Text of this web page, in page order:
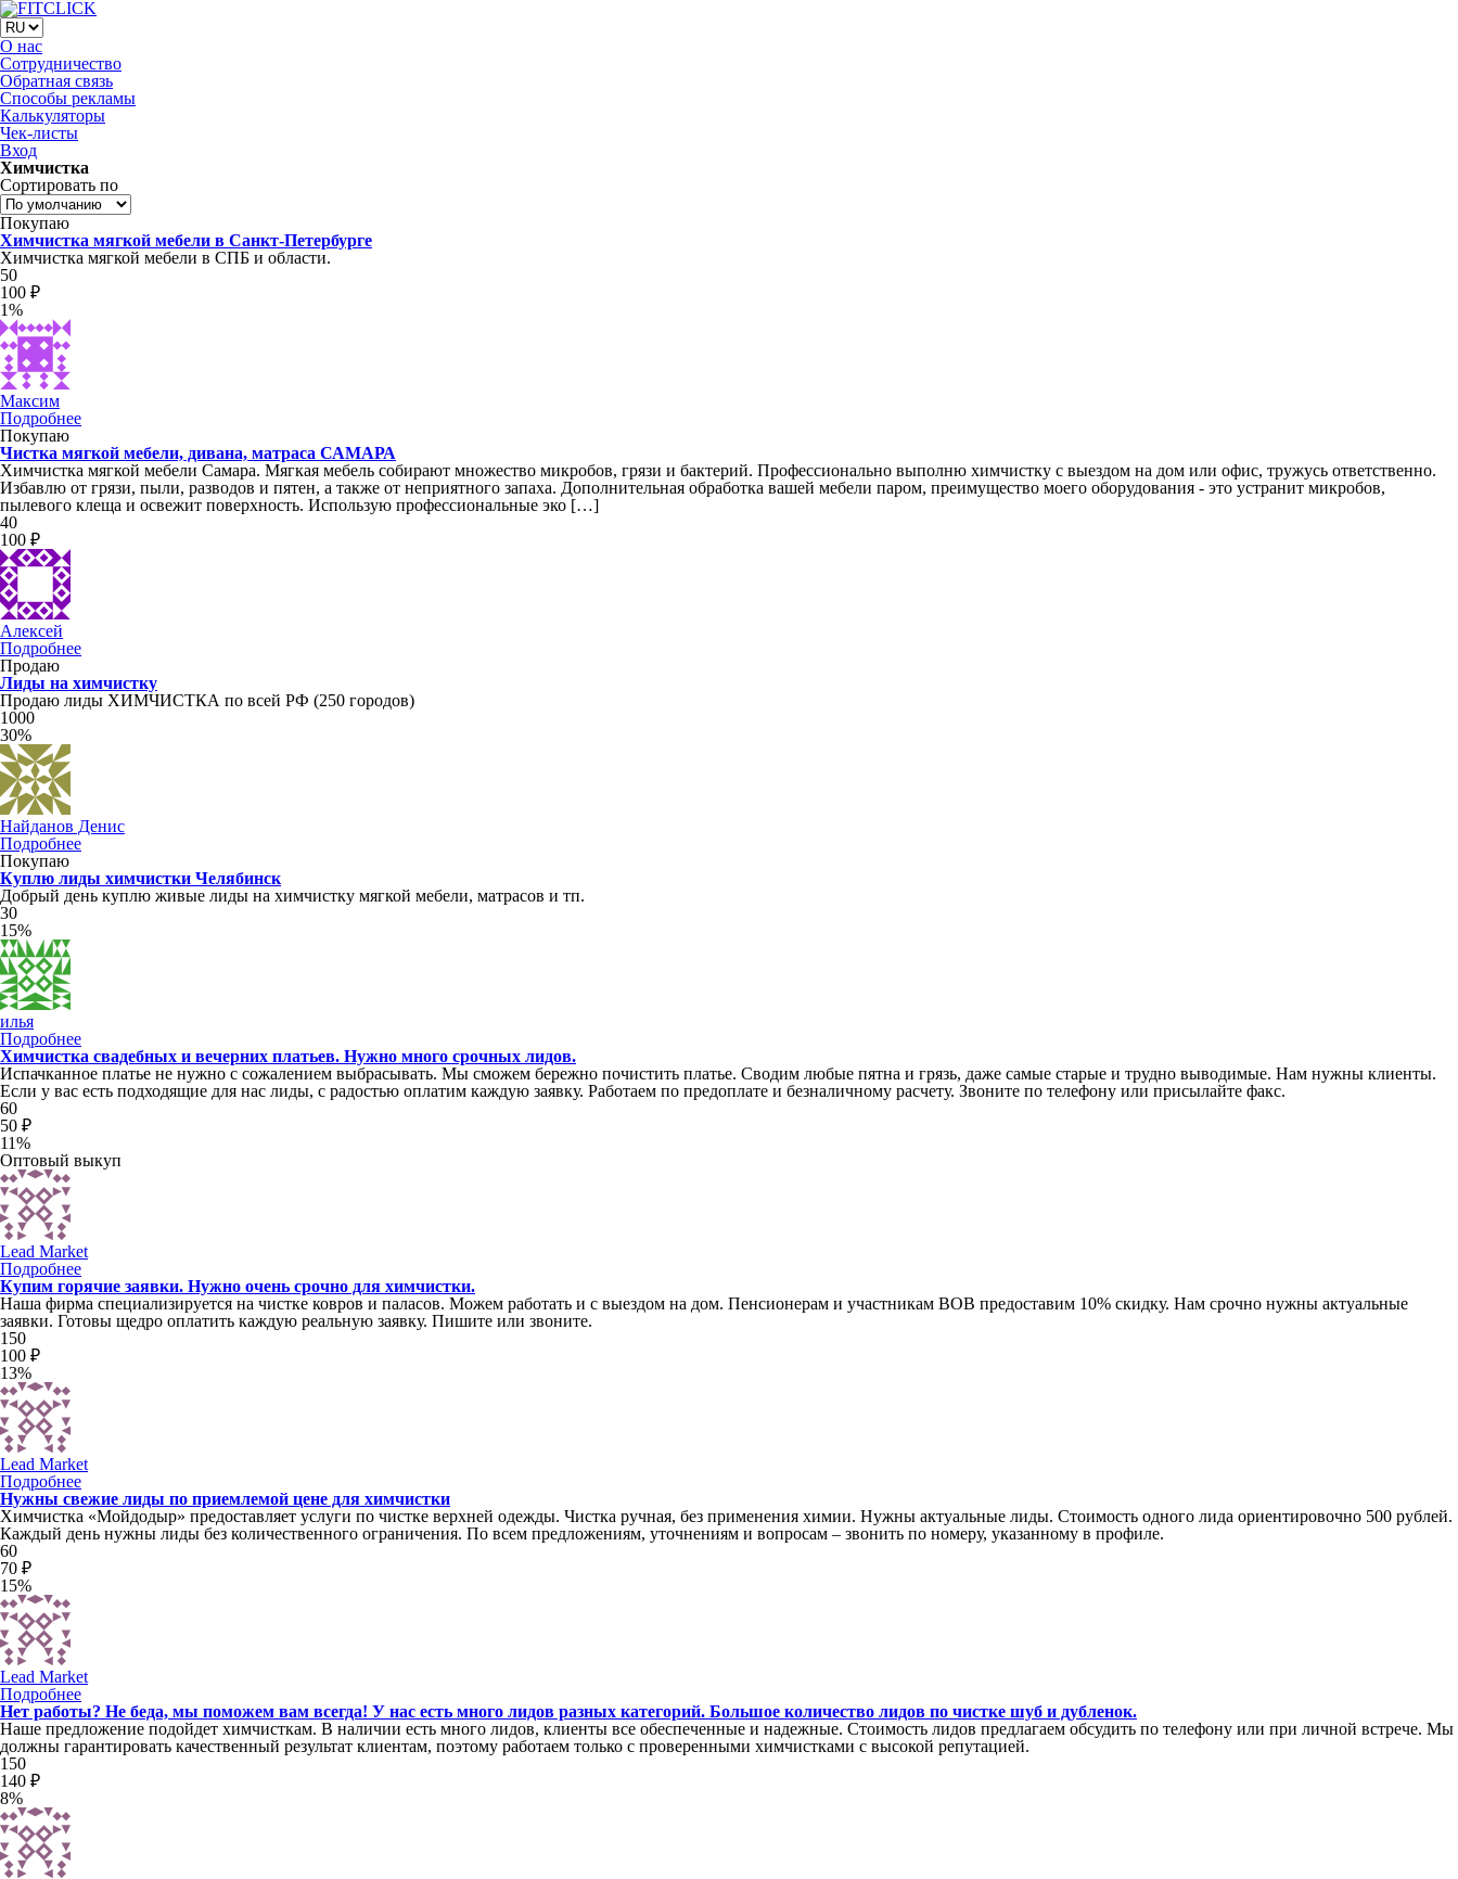
О нас
Сотрудничество
Обратная связь
Способы рекламы
Калькуляторы
Чек-листы
Вход
Химчистка
Сортировать по
Покупаю
Химчистка мягкой мебели в Санкт-Петербурге
Химчистка мягкой мебели в СПБ и области.
50
100 ₽
1%
Максим
Подробнее
Покупаю
Чистка мягкой мебели, дивана, матраса САМАРА
Химчистка мягкой мебели Самара. Мягкая мебель собирают множество микробов, грязи и бактерий. Профессионально выполню химчистку с выездом на дом или офис, тружусь ответственно.
Избавлю от грязи, пыли, разводов и пятен, а также от неприятного запаха. Дополнительная обработка вашей мебели паром, преимущество моего оборудования - это устранит микробов,
пылевого клеща и освежит поверхность. Использую профессиональные эко […]
40
100 ₽
Алексей
Подробнее
Продаю
Лиды на химчистку
Продаю лиды ХИМЧИСТКА по всей РФ (250 городов)
1000
30%
Найданов Денис
Подробнее
Покупаю
Куплю лиды химчистки Челябинск
Добрый день куплю живые лиды на химчистку мягкой мебели, матрасов и тп.
30
15%
илья
Подробнее
Химчистка свадебных и вечерних платьев. Нужно много срочных лидов.
Испачканное платье не нужно с сожалением выбрасывать. Мы сможем бережно почистить платье. Сводим любые пятна и грязь, даже самые старые и трудно выводимые. Нам нужны клиенты.
Если у вас есть подходящие для нас лиды, с радостью оплатим каждую заявку. Работаем по предоплате и безналичному расчету. Звоните по телефону или присылайте факс.
60
50 ₽
11%
Оптовый выкуп
Lead Market
Подробнее
Купим горячие заявки. Нужно очень срочно для химчистки.
Наша фирма специализируется на чистке ковров и паласов. Можем работать и с выездом на дом. Пенсионерам и участникам ВОВ предоставим 10% скидку. Нам срочно нужны актуальные
заявки. Готовы щедро оплатить каждую реальную заявку. Пишите или звоните.
150
100 ₽
13%
Lead Market
Подробнее
Нужны свежие лиды по приемлемой цене для химчистки
Химчистка «Мойдодыр» предоставляет услуги по чистке верхней одежды. Чистка ручная, без применения химии. Нужны актуальные лиды. Стоимость одного лида ориентировочно 500 рублей.
Каждый день нужны лиды без количественного ограничения. По всем предложениям, уточнениям и вопросам – звонить по номеру, указанному в профиле.
60
70 ₽
15%
Lead Market
Подробнее
Нет работы? Не беда, мы поможем вам всегда! У нас есть много лидов разных категорий. Большое количество лидов по чистке шуб и дубленок.
Наше предложение подойдет химчисткам. В наличии есть много лидов, клиенты все обеспеченные и надежные. Стоимость лидов предлагаем обсудить по телефону или при личной встрече. Мы
должны гарантировать качественный результат клиентам, поэтому работаем только с проверенными химчистками с высокой репутацией.
150
140 ₽
8%